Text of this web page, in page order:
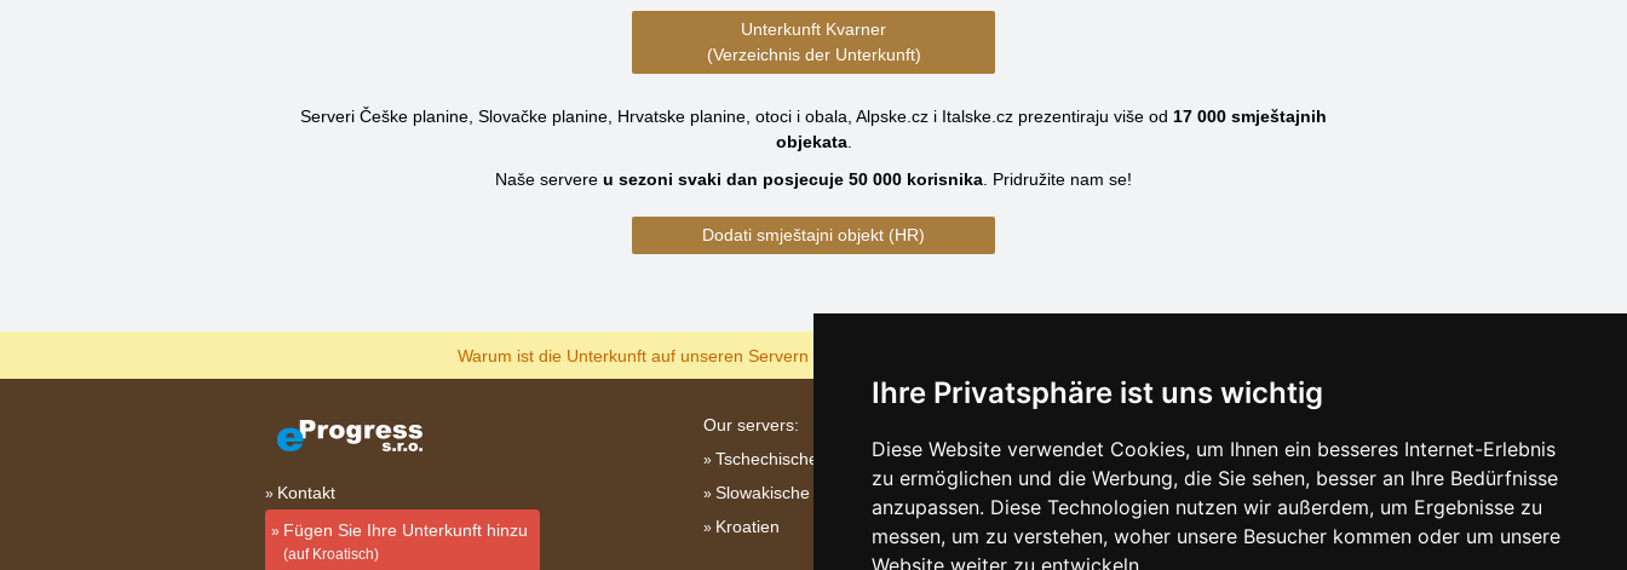
Ihre Privatsphäre ist uns wichtig
Diese Website verwendet Cookies, um Ihnen ein besseres Internet-Erlebnis
zu ermöglichen und die Werbung, die Sie sehen, besser an Ihre Bedürfnisse
anzupassen. Diese Technologien nutzen wir außerdem, um Ergebnisse zu
messen, um zu verstehen, woher unsere Besucher kommen oder um unsere
Website weiter zu entwickeln.
Unterkunft Kvarner
(Verzeichnis der Unterkunft)
Serveri Češke planine, Slovačke planine, Hrvatske planine, otoci i obala, Alpske.cz i Italske.cz prezentiraju više od 17 000 smještajnih
objekata.
Naše servere u sezoni svaki dan posjecuje 50 000 korisnika Pridružite nam se!
Dodati smještajni objekt (HR)
Warum ist die Unterkunft auf unseren Servern am billigsten?
Kontakt
Fügen Sie Ihre Unterkunft hinzu
(auf Kroatisch)
Our servers:
Tschechische Gebirge
Slowakische Gebirge
Kroatien
Lastminute Kvarner